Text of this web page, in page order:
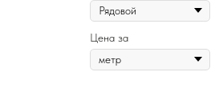
Цена за